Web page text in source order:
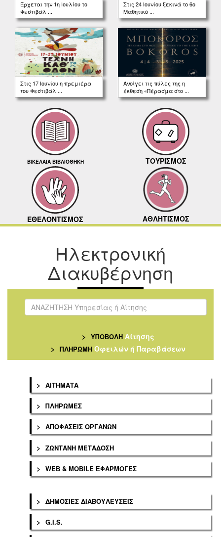
Έρχεται την 1η Ιουλίου το
Φεστιβάλ ...
Στις 24 Ιουνίου ξεκινά το 6ο
Μαθητικό ...
Στις 17 Ιουνίου η πρεμιέρα
του Φεστιβάλ ...
Ανοίγει τις πύλες της η
έκθεση «Πέρασμα στο ...
ΒΙΚΕΛΑΙΑ ΒΙΒΛΙΟΘΗΚΗ ΤΟΥΡΙΣΜΟΣ
ΕΘΕΛΟΝΤΙΣΜΟΣ ΑΘΛΗΤΙΣΜΟΣ
Ηλεκτρονική
Διακυβέρνηση
> ΥΠΟΒΟΛΗ Αίτησης
> ΠΛΗΡΩΜΗ Οφειλών ή Παραβάσεων
> ΑΙΤΗΜΑΤΑ
> ΠΛΗΡΩΜΕΣ
> ΑΠΟΦΑΣΕΙΣ ΟΡΓΑΝΩΝ
> ΖΩΝΤΑΝΗ ΜΕΤΑΔΟΣΗ
> WEB & MOBILE ΕΦΑΡΜΟΓΕΣ
> ΔΗΜΟΣΙΕΣ ΔΙΑΒΟΥΛΕΥΣΕΙΣ
> G.I.S.